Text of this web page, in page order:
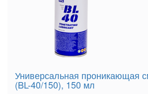
Универсальная проникающая
(BL-40/150), 150 мл